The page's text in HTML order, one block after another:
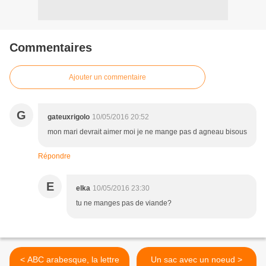
Commentaires
Ajouter un commentaire
G gateuxrigolo 10/05/2016 20:52
mon mari devrait aimer moi je ne mange pas d agneau bisous
Répondre
E elka 10/05/2016 23:30
tu ne manges pas de viande?
< ABC arabesque, la lettre Un sac avec un noeud >